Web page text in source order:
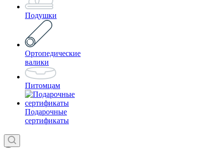
Подушки
Ортопедические
валики
Питомцам
Подарочные
сертификаты